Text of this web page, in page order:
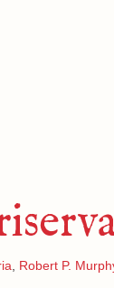
, Robert P.